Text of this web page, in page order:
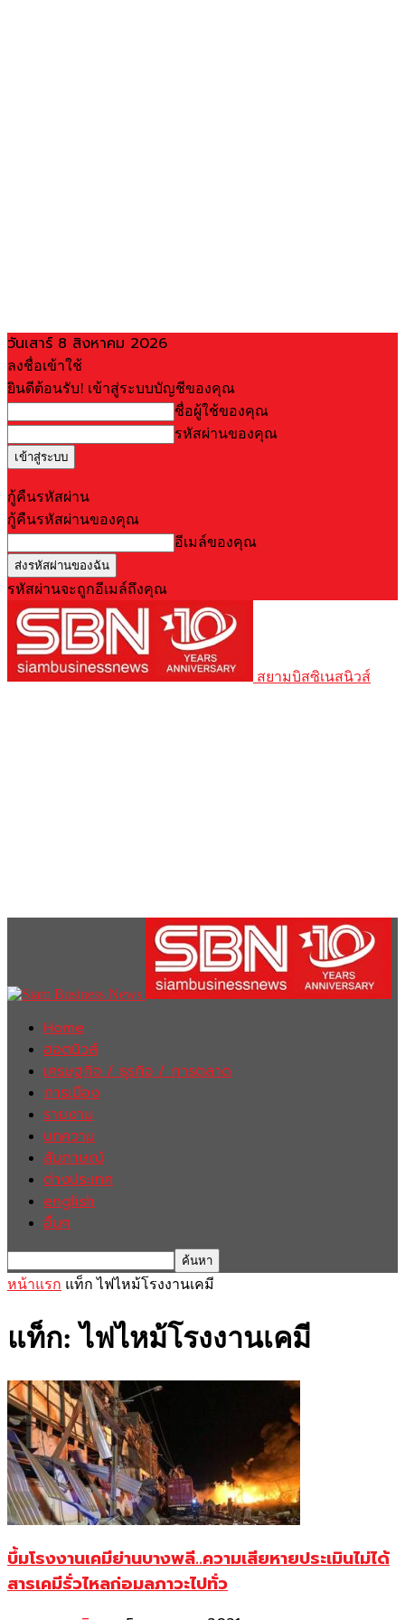
วันเสาร์ 8 สิงหาคม 2026
ลงชื่อเข้าใช้
ยินดีต้อนรับ! เข้าสู่ระบบบัญชีของคุณ
ชื่อผู้ใช้ของคุณ
รหัสผ่านของคุณ
กู้คืนรหัสผ่าน
กู้คืนรหัสผ่านของคุณ
อีเมล์ของคุณ
รหัสผ่านจะถูกอีเมล์ถึงคุณ
สยามบิสซิเนสนิวส์
Home
ฮอตนิวส์
เศรษฐกิจ / ธุรกิจ / การตลาด
การเมือง
รายงาน
บทความ
สัมภาษณ์
ต่างประเทศ
english
อื่นๆ
หน้าแรก แท็ก ไฟไหม้โรงงานเคมี
แท็ก: ไฟไหม้โรงงานเคมี
บึ้มโรงงานเคมีย่านบางพลี..ความเสียหายประเมินไม่ได้
สารเคมีรั่วไหลก่อมลภาวะไปทั่ว